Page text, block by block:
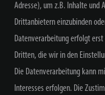
Alle
Adresse), um z.B. Inhalte und
Drittanbietern einzubinden
Datenverarbeitung erfolgt
Dritten, die wir in den
Die Datenverarbeitung kann
Interesses erfolgen. Die